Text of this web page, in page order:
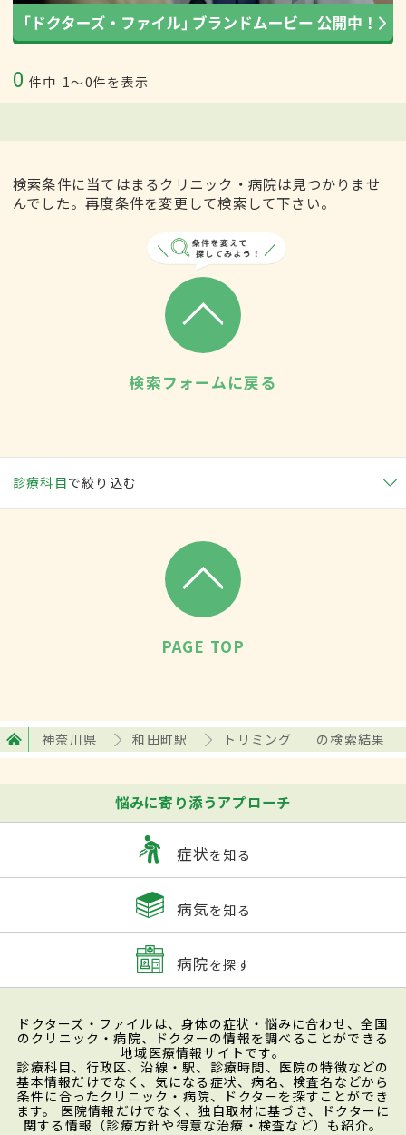
0 件中 1〜0件を表示
検索条件に当てはまるクリニック・病院は見つかりませ
んでした。再度条件を変更して検索して下さい。
検索フォームに戻る
診療科目で絞り込む
PAGE TOP
神奈川県 和田町駅 トリミング の検索結果
悩みに寄り添うアプローチ
症状を知る
病気を知る
病院を探す
ドクターズ・ファイルは、身体の症状・悩みに合わせ、全国
のクリニック・病院、ドクターの情報を調べることができる
地域医療情報サイトです。
診療科目、行政区、沿線・駅、診療時間、医院の特徴などの
基本情報だけでなく、気になる症状、病名、検査名などから
条件に合ったクリニック・病院、ドクターを探すことができ
ます。 医院情報だけでなく、独自取材に基づき、ドクターに
関する情報（診療方針や得意な治療・検査など）も紹介。